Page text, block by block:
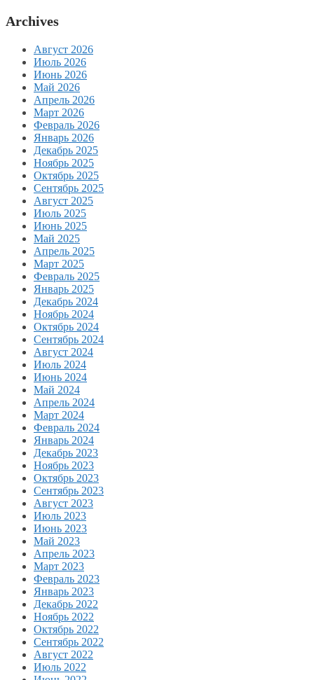
Archives
Август 2026
Июль 2026
Июнь 2026
Май 2026
Апрель 2026
Март 2026
Февраль 2026
Январь 2026
Декабрь 2025
Ноябрь 2025
Октябрь 2025
Сентябрь 2025
Август 2025
Июль 2025
Июнь 2025
Май 2025
Апрель 2025
Март 2025
Февраль 2025
Январь 2025
Декабрь 2024
Ноябрь 2024
Октябрь 2024
Сентябрь 2024
Август 2024
Июль 2024
Июнь 2024
Май 2024
Апрель 2024
Март 2024
Февраль 2024
Январь 2024
Декабрь 2023
Ноябрь 2023
Октябрь 2023
Сентябрь 2023
Август 2023
Июль 2023
Июнь 2023
Май 2023
Апрель 2023
Март 2023
Февраль 2023
Январь 2023
Декабрь 2022
Ноябрь 2022
Октябрь 2022
Сентябрь 2022
Август 2022
Июль 2022